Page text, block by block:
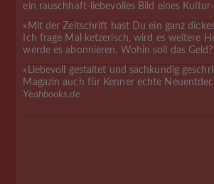
ein rauschhaft-liebevolles Bild eines Kultur-
»Mit der Zeitschrift hast Du ein ganz
Ich frage Mal ketzerisch, wird es weitere
werde es abonnieren. Wohin soll das
»Liebevoll gestaltet und sachkundig
Magazin auch für Kenner echte
Yeahbooks.de